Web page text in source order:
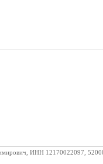
ИНН 12170022097,